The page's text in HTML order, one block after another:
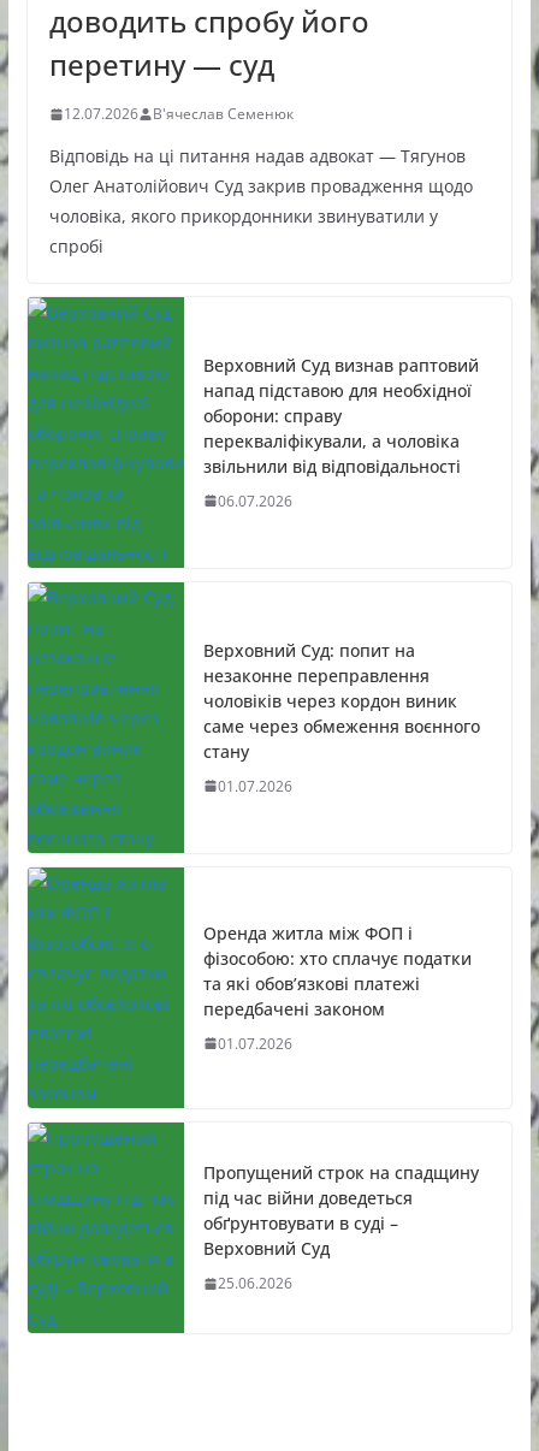
доводить спробу його
перетину — суд
12.07.2026 В'ячеслав Семенюк
Відповідь на ці питання надав адвокат — Тягунов
Олег Анатолійович Суд закрив провадження щодо
чоловіка, якого прикордонники звинуватили у
спробі
Верховний Суд визнав раптовий
напад підставою для необхідної
оборони: справу
перекваліфікували, а чоловіка
звільнили від відповідальності
06.07.2026
Верховний Суд: попит на
незаконне переправлення
чоловіків через кордон виник
саме через обмеження воєнного
стану
01.07.2026
Оренда житла між ФОП і
фізособою: хто сплачує податки
та які обов’язкові платежі
передбачені законом
01.07.2026
Пропущений строк на спадщину
під час війни доведеться
обґрунтовувати в суді –
Верховний Суд
25.06.2026